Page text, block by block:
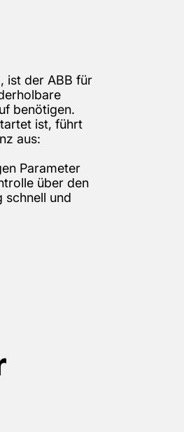
ist der ABB für
benötigen.
ist, führt
aus:
Parameter
über den
schnell und